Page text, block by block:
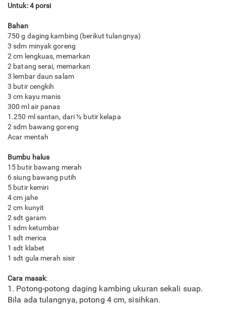
Untuk: 4 porsi
Bahan
750 g daging kambing (berikut tulangnya)
3 sdm minyak goreng
2 cm lengkuas, memarkan
2 batang serai, memarkan
3 lembar daun salam
3 butir cengkih
3 cm kayu manis
300 ml air panas
1.250 ml santan, dari ½ butir kelapa
2 sdm bawang goreng
Acar mentah
Bumbu halus
15 butir bawang merah
6 siung bawang putih
5 butir kemiri
4 cm jahe
2 cm kunyit
2 sdt garam
1 sdm ketumbar
1 sdt merica
1 sdt klabet
1 sdt gula merah sisir
Cara masak:
1. Potong-potong daging kambing ukuran sekali suap.
Bila ada tulangnya, potong 4 cm, sisihkan.